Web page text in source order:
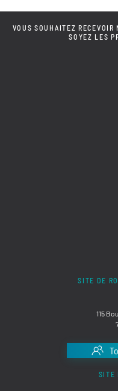
VOUS SOUHAITEZ
SOYEZ LES
SITE DE
115
SITE